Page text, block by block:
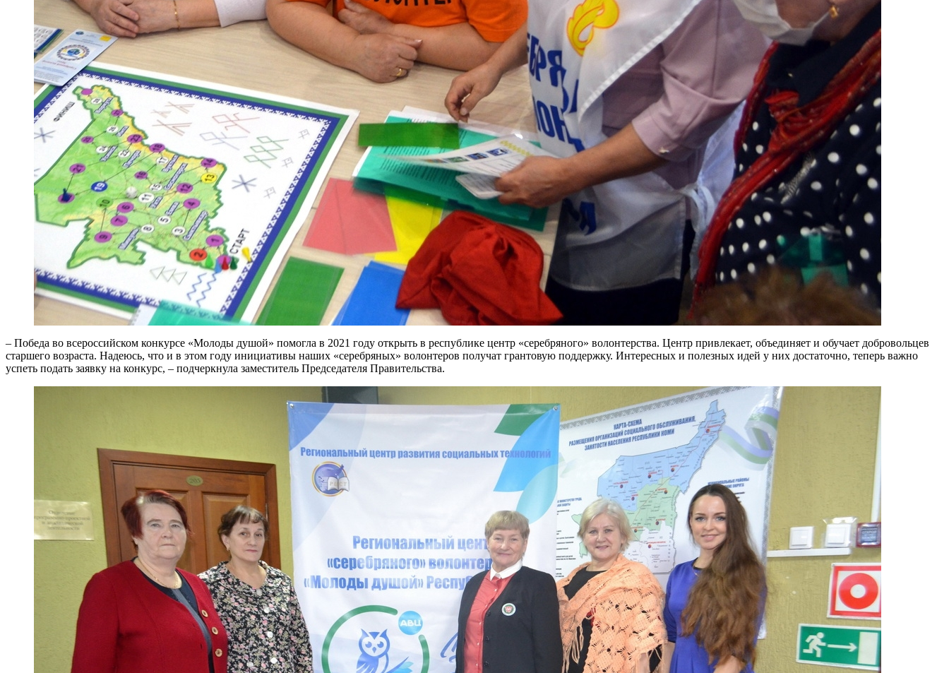
– Победа во всероссийском конкурсе «Молоды душой» помогла в 2021 году открыть в республике центр «серебряного» волонтерства. Центр привлекает, объединяет и обучает добровольцев
старшего возраста. Надеюсь, что и в этом году инициативы наших «серебряных» волонтеров получат грантовую поддержку. Интересных и полезных идей у них достаточно, теперь важно
успеть подать заявку на конкурс, – подчеркнула заместитель Председателя Правительства.